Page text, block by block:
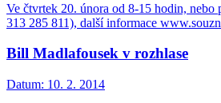
Ve čtvrtek 20. února od 8-15 hodin,
313 285 811), další informace
Bill Madlafousek v rozhlase
Datum: 10. 2. 2014